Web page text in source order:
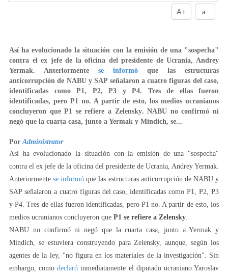
A+ a-
Así ha evolucionado la situación con la emisión de una "sospecha"
contra el ex jefe de la oficina del presidente de Ucrania, Andrey
Yermak. Anteriormente se informó que las estructuras
anticorrupción de NABU y SAP señalaron a cuatro figuras del caso,
identificadas como P1, P2, P3 y P4. Tres de ellas fueron
identificadas, pero P1 no. A partir de esto, los medios ucranianos
concluyeron queP1 se refiere a Zelensky. NABU no confirmó ni
negó que la cuarta casa, junto a Yermak y Mindich, se...
Por Administrator
Así ha evolucionado la situación con la emisión de una "sospecha"
contra el ex jefe de la oficina del presidente de Ucrania, Andrey Yermak.
Anteriormentese informó que las estructuras anticorrupción de NABU y
SAP señalaron a cuatro figuras del caso, identificadas como P1, P2, P3
y P4. Tres de ellas fueron identificadas, pero P1 no. A partir de esto, los
medios ucranianos concluyeron que P1 se refiere a Zelensky
NABU no confirmó ni negó que la cuarta casa, junto a Yermak y
Mindich, se estuviera construyendo para Zelensky, aunque, según los
agentes de la ley, "no figura en los materiales de la investigación". Sin
embargo, comodeclaró inmediatamente el diputado ucraniano Yaroslav